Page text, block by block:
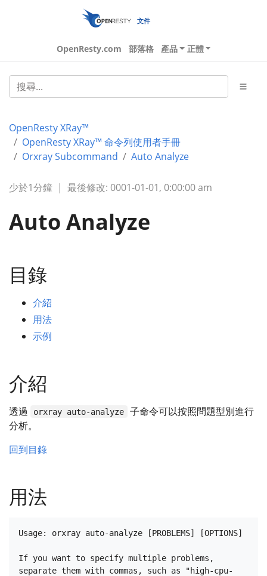
文件
OpenResty.com 部落格 產品 正體
OpenResty XRay™
OpenResty XRay™ 命令列使用者手冊
Orxray Subcommand
Auto Analyze
少於1分鐘 | 最後修改: 0001-01-01, 0:00:00 am
Auto Analyze
目錄
介紹
用法
示例
介紹
透過 orxray auto-analyze
子命令可以按照問題型別進行
分析。
回到目錄
用法
Usage: orxray auto-analyze [PROBLEMS] [OPTIONS]
If you want to specify multiple problems,
separate them with commas, such as "high-cpu-